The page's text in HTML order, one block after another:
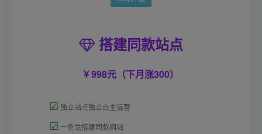
搭建同款站点
998元（下月涨300）
☑ 独立站点独立自主运营
☑ 一条龙搭建同款网站